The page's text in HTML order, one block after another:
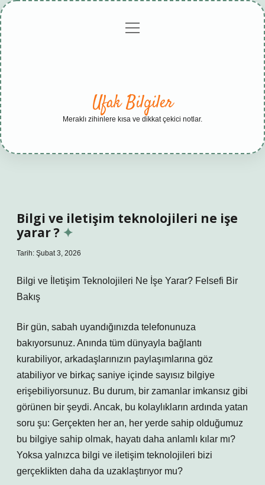
Gizlilikmenüyü
Ufak Bilgiler
Meraklı zihinlere kısa ve dikkat çekici notlar.
Bilgi ve iletişim teknolojileri ne işe
yarar ?
Tarih: Şubat 3, 2026
Bilgi ve İletişim Teknolojileri Ne İşe Yarar? Felsefi Bir
Bakış
Bir gün, sabah uyandığınızda telefonunuza
bakıyorsunuz. Anında tüm dünyayla bağlantı
kurabiliyor, arkadaşlarınızın paylaşımlarına göz
atabiliyor ve birkaç saniye içinde sayısız bilgiye
erişebiliyorsunuz. Bu durum, bir zamanlar imkansız gibi
görünen bir şeydi. Ancak, bu kolaylıkların ardında yatan
soru şu: Gerçekten her an, her yerde sahip olduğumuz
bu bilgiye sahip olmak, hayatı daha anlamlı kılar mı?
Yoksa yalnızca bilgi ve iletişim teknolojileri bizi
gerçeklikten daha da uzaklaştırıyor mu?